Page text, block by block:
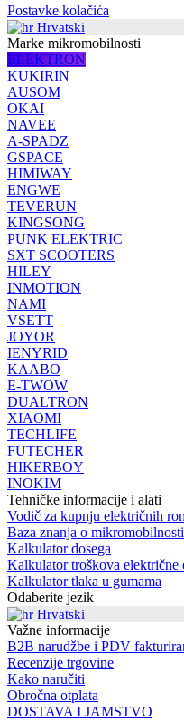
Postavke kolačića
Hrvatski
Marke mikromobilnosti
ELEKTRON
KUKIRIN
AUSOM
OKAI
NAVEE
A-SPADZ
GSPACE
HIMIWAY
ENGWE
TEVERUN
KINGSONG
PUNK ELEKTRIC
SXT SCOOTERS
HILEY
INMOTION
NAMI
VSETT
JOYOR
IENYRID
KAABO
E-TWOW
DUALTRON
XIAOMI
TECHLIFE
FUTECHER
HIKERBOY
INOKIM
Tehničke informacije i alati
Vodič za kupnju električnih
Baza znanja o mikromobilnosti
Kalkulator dosega
Kalkulator troškova električne
Kalkulator tlaka u gumama
Odaberite jezik
Hrvatski
Važne informacije
B2B narudžbe i PDV
Recenzije trgovine
Kako naručiti
Obročna otplata
DOSTAVA I JAMSTVO